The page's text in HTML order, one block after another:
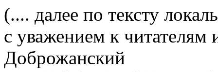
(.... далее по тексту
с уважением к читателям
Доброжанский